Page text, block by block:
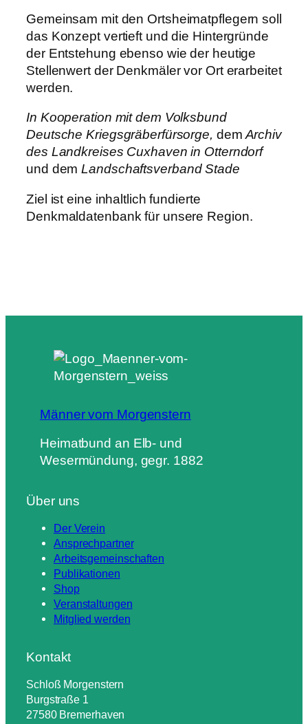
Gemeinsam mit den Ortsheimatpflegern soll
das Konzept vertieft und die Hintergründe
der Entstehung ebenso wie der heutige
Stellenwert der Denkmäler vor Ort erarbeitet
werden.
In Kooperation mit dem Volksbund
Deutsche Kriegsgräberfürsorge, demArchiv
des Landkreises Cuxhaven in Otterndorf
und dem Landschaftsverband Stade
Ziel ist eine inhaltlich fundierte
Denkmaldatenbank für unsere Region.
Männer vom Morgenstern
Heimatbund an Elb- und
Wesermündung, gegr. 1882
Über uns
Der Verein
Ansprechpartner
Arbeitsgemeinschaften
Publikationen
Shop
Veranstaltungen
Mitglied werden
Kontakt
Schloß Morgenstern
Burgstraße 1
27580 Bremerhaven